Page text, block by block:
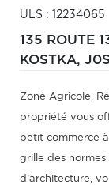
ULS : 12234065
135 ROUTE
KOSTKA,
Zoné Agricole,
propriété vous
petit commerce
grille des
d'architecture,